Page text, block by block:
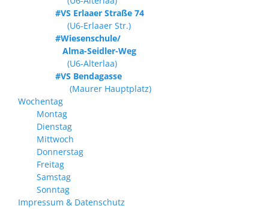
#VS Erlaaer Straße 74
(U6-Erlaaer Str.)
#Wiesenschule/
Alma-Seidler-Weg
(U6-Alterlaa)
#VS Bendagasse
(Maurer Hauptplatz)
Wochentag
Montag
Dienstag
Mittwoch
Donnerstag
Freitag
Samstag
Sonntag
Impressum & Datenschutz